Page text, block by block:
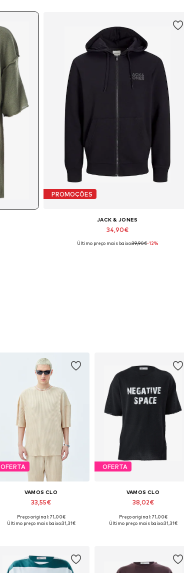
PROMOÇÕES
JACK & JONES
34,90€
Tamanhos disponíveis: XS, S, M, L, XL, XXL
Último preço mais baixo:39,90€-12%
OFERTA
VAMOS CLO
33,55€
Tamanhos disponíveis: S, M, L, XL
Preço original: 71,00€
Último preço mais baixo:31,31€
OFERTA
VAMOS CLO
38,02€
Preço original: 71,00€
Último preço mais baixo:31,31€